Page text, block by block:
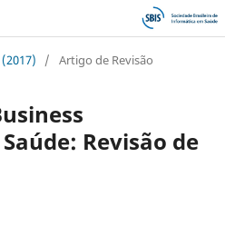
/ Artigo de Revisão
Revisão de